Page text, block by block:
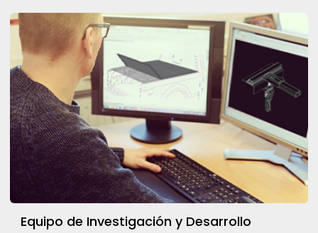
Equipo de Investigación y Desarrollo